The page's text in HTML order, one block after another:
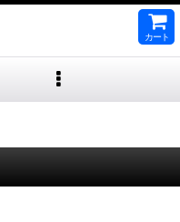
カート